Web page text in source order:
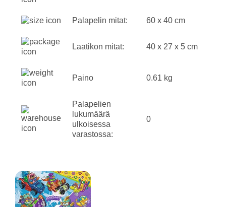
Palapelin mitat: 60 x 40 cm
Laatikon mitat: 40 x 27 x 5 cm
Paino 0.61 kg
Palapelien
lukumäärä
ulkoisessa
varastossa:
0